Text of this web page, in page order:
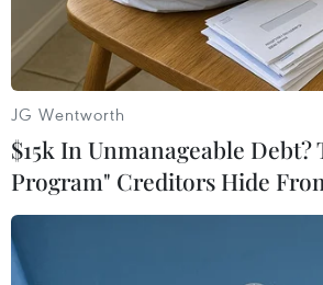
JG Wentworth
$15k In Unmanageable Debt?
Program" Creditors Hide